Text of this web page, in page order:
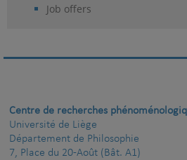
Job offers
Centre de recherches
Université de Liège
Département de Philosophie
7, Place du 20-Août (Bât. A1)